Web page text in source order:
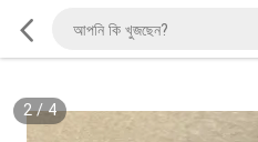
2/4